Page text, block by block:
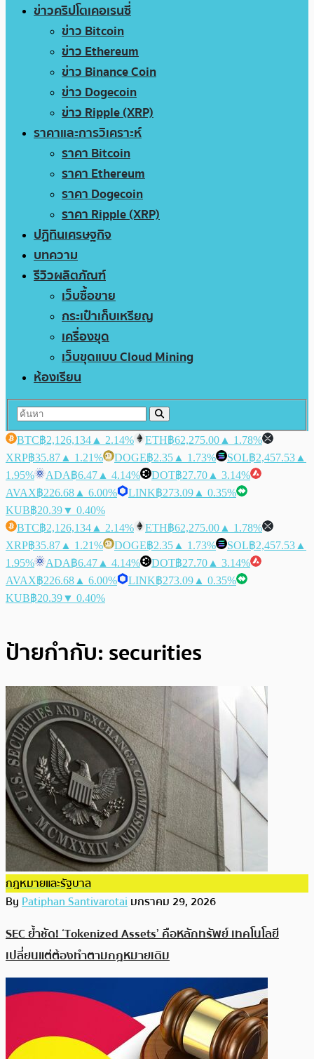
ข่าวคริปโตเคอเรนซี่
ข่าว Bitcoin
ข่าว Ethereum
ข่าว Binance Coin
ข่าว Dogecoin
ข่าว Ripple (XRP)
ราคาและการวิเคราะห์
ราคา Bitcoin
ราคา Ethereum
ราคา Dogecoin
ราคา Ripple (XRP)
ปฏิทินเศรษฐกิจ
บทความ
รีวิวผลิตภัณฑ์
เว็บซื้อขาย
กระเป๋าเก็บเหรียญ
เครื่องขุด
เว็บขุดแบบ Cloud Mining
ห้องเรียน
BTC฿2,126,134 ▲ 2.14% ETH฿62,275.00 ▲ 1.78%
XRP฿35.87 ▲ 1.21% DOGE฿2.35 ▲ 1.73% SOL฿2,457.53 ▲
1.95%
ADA฿6.47 ▲ 4.14% DOT฿27.70 ▲ 3.14%
AVAX฿226.68 ▲ 6.00% LINK฿273.09 ▲ 0.35%
KUB฿20.39▼ 0.40%
BTC฿2,126,134 ▲ 2.14% ETH฿62,275.00 ▲ 1.78%
XRP฿35.87 ▲ 1.21% DOGE฿2.35 ▲ 1.73% SOL฿2,457.53 ▲
1.95%
ADA฿6.47 ▲ 4.14% DOT฿27.70 ▲ 3.14%
AVAX฿226.68 ▲ 6.00% LINK฿273.09 ▲ 0.35%
KUB฿20.39▼ 0.40%
ป้ายกำกับ: securities
กฎหมายและรัฐบาล
ByPatiphan Santivarotaiมกราคม 29, 2026
SEC ย้ำชัด! ‘Tokenized Assets’ คือหลักทรัพย์ เทคโนโลยี
เปลี่ยนแต่ต้องทำตามกฎหมายเดิม